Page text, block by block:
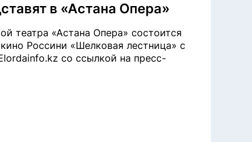
в «Астана Опера»
театра «Астана Опера» состоится
Россини «Шелковая лестница» с
со ссылкой на пресс-